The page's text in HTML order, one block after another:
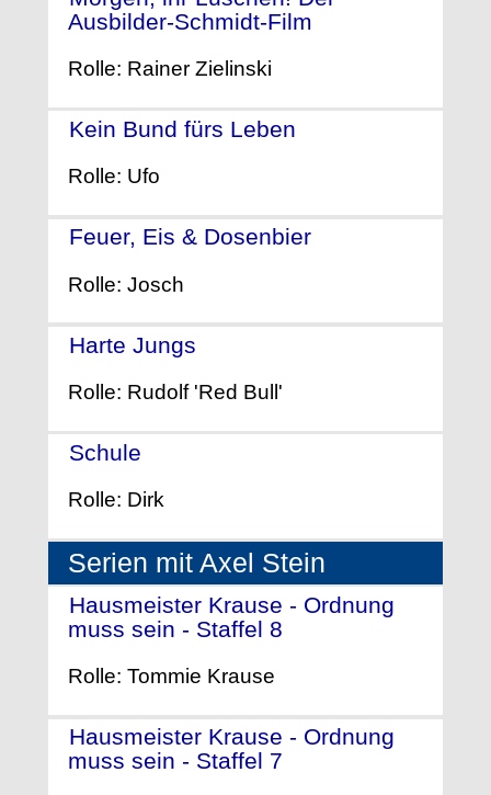
Ausbilder-Schmidt-Film
Rolle: Rainer Zielinski
Kein Bund fürs Leben
Rolle: Ufo
Feuer, Eis & Dosenbier
Rolle: Josch
Harte Jungs
Rolle: Rudolf 'Red Bull'
Schule
Rolle: Dirk
Serien mit Axel Stein
Hausmeister Krause - Ordnung
muss sein - Staffel 8
Rolle: Tommie Krause
Hausmeister Krause - Ordnung
muss sein - Staffel 7